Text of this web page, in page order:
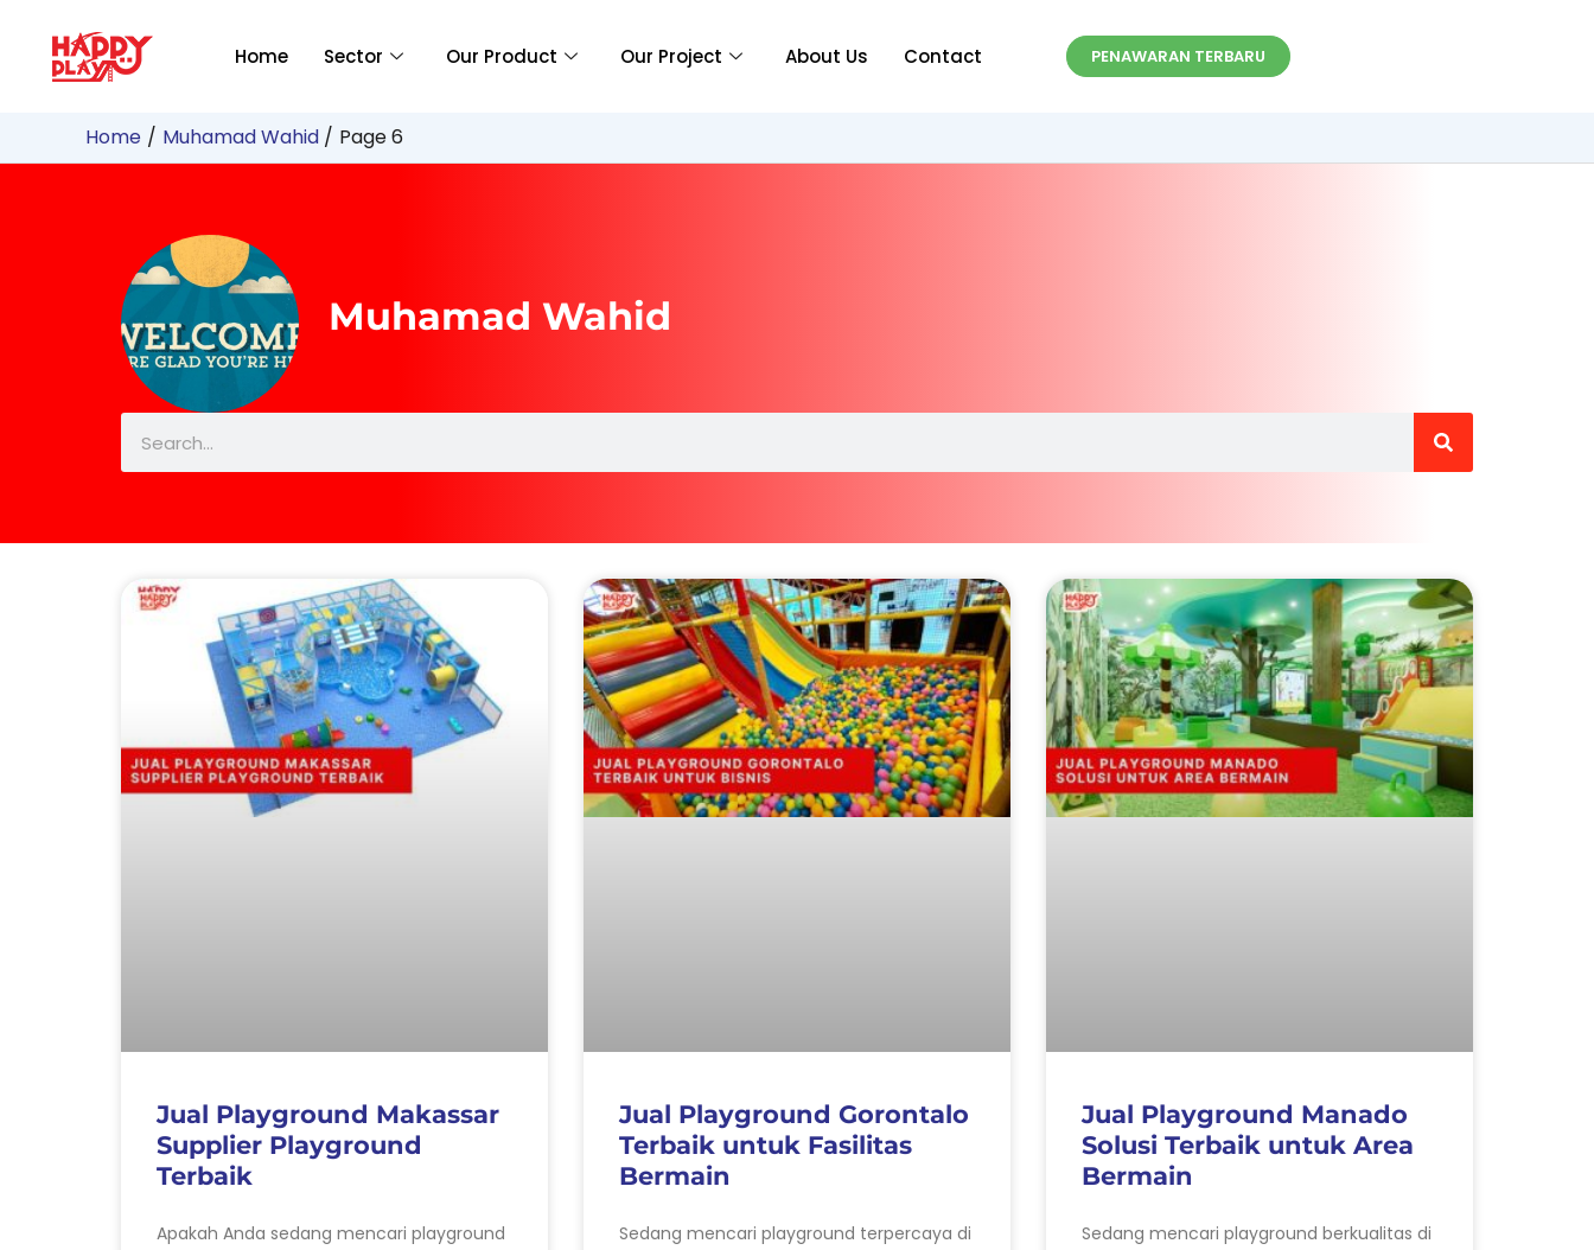
content
Home Sector Our Product Our Project About Us Contact PENAWARAN TERBARU
Home Muhamad Wahid Page 6
Muhamad Wahid
Jual Playground Makassar
Supplier Playground
Terbaik
Apakah Anda sedang mencari playground
Jual Playground Gorontalo
Terbaik untuk Fasilitas
Bermain
Sedang mencari playground terpercaya di
Jual Playground Manado
Solusi Terbaik untuk Area
Bermain
Sedang mencari playground berkualitas di
PagePagePagePagePagePagePage